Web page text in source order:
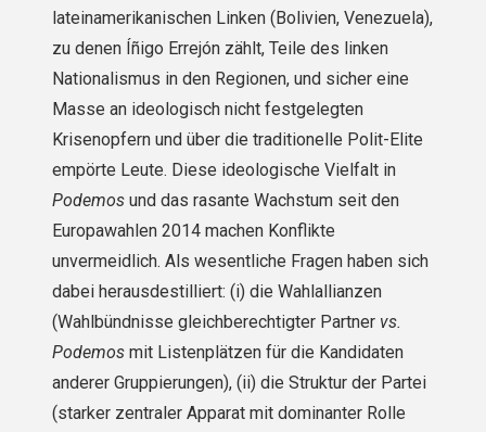
lateinamerikanischen Linken (Bolivien, Venezuela),
zu denen Íñigo Errejón zählt, Teile des linken
Nationalismus in den Regionen, und sicher eine
Masse an ideologisch nicht festgelegten
Krisenopfern und über die traditionelle Polit-Elite
empörte Leute. Diese ideologische Vielfalt in
Podemosund das rasante Wachstum seit den
Europawahlen 2014 machen Konflikte
unvermeidlich. Als wesentliche Fragen haben sich
dabei herausdestilliert: (i) die Wahlallianzen
(Wahlbündnisse gleichberechtigter Partner vs.
Podemosmit Listenplätzen für die Kandidaten
anderer Gruppierungen), (ii) die Struktur der Partei
(starker zentraler Apparat mit dominanter Rolle